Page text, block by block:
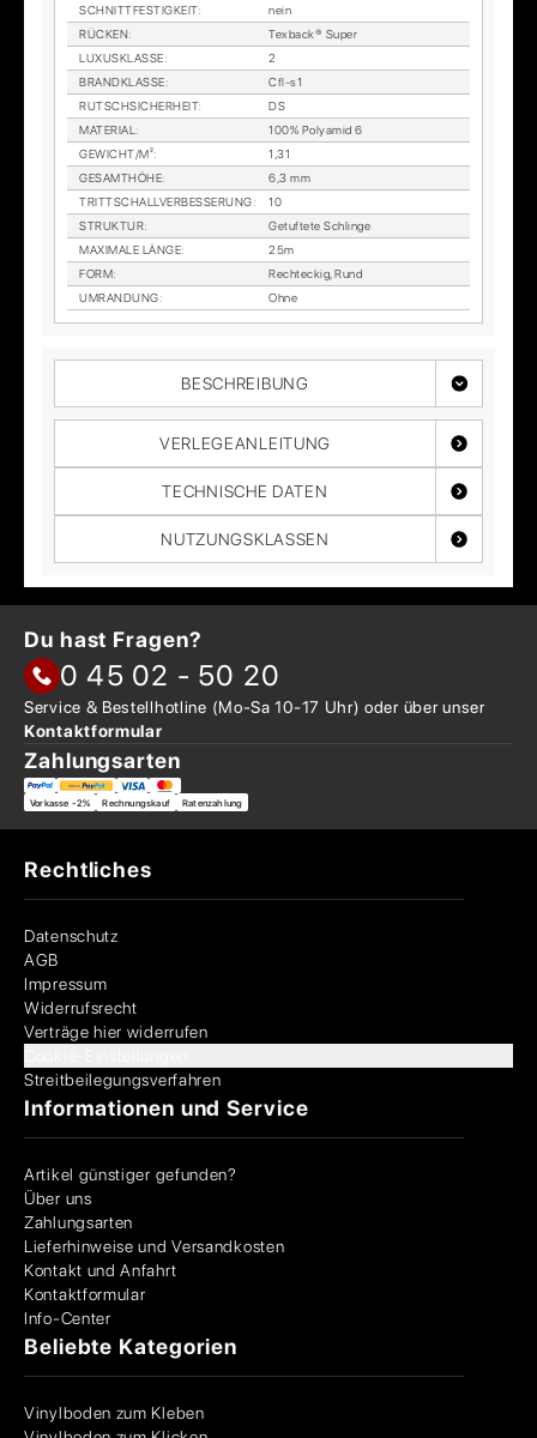
SCHNITT­FES­TIG­KEIT:
nein
RÜ­CKEN:
Tex­back® Su­per
LU­XUS­KLAS­SE:
2
BRAND­KLAS­SE:
Cfl-s1
RUTSCH­SI­CHER­HEIT:
DS
MA­TE­RI­AL :
100% Po­ly­amid 6
GE­WICHT/M²:
1,31
GE­SAMT­HÖ­HE:
6,3 mm
TRITT­SCHALL­VER­BES­SE­RUNG:
10
STRUK­TUR:
Ge­tuf­te­te Schlin­ge
MA­XI­MA­LE LÄN­GE:
25m
FORM:
Recht­eckig, Rund
UM­RAN­DUNG: Ohne
BESCHREIBUNG
VERLEGEANLEITUNG
TECHNISCHE DATEN
NUTZUNGSKLASSEN
Du hast Fragen?
0 45 02 - 50 20
Service & Bestellhotline (Mo-Sa 10-17 Uhr) oder überunser
Kontaktformular
Zahlungsarten
Vorkasse -2% Rechnungskauf Ratenzahlung
Rechtliches
Datenschutz
AGB
Impressum
Widerrufsrecht
Verträge hier widerrufen
Streitbeilegungsverfahren
Informationen und Service
Artikel günstiger gefunden?
Über uns
Zahlungsarten
Lieferhinweise und Versandkosten
Kontakt und Anfahrt
Kontaktformular
Info-Center
Beliebte Kategorien
Vinylboden zum Kleben